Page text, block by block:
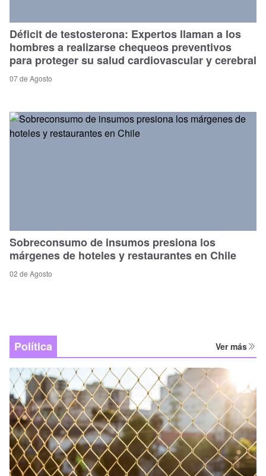
Déficit de testosterona: Expertos llaman a los
hombres a realizarse chequeos preventivos
para proteger su salud cardiovascular y cerebral
07 de Agosto
Sobreconsumo de insumos presiona los
márgenes de hoteles y restaurantes en Chile
02 de Agosto
Política Ver más